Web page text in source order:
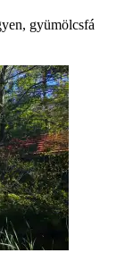
gyümölcsfá